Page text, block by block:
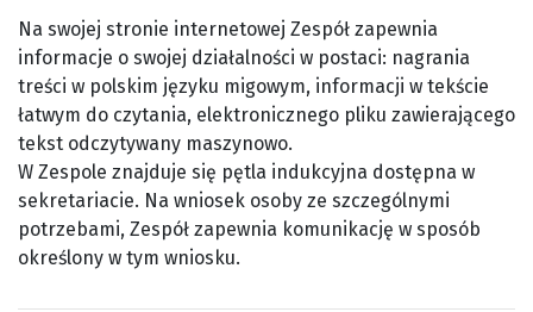
Na swojej stronie internetowej Zespół zapewnia
informacje o swojej działalności w postaci: nagrania
treści w polskim języku migowym, informacji w tekście
łatwym do czytania, elektronicznego pliku zawierającego
tekst odczytywany maszynowo.
W Zespole znajduje się pętla indukcyjna dostępna w
sekretariacie. Na wniosek osoby ze szczególnymi
potrzebami, Zespół zapewnia komunikację w sposób
określony w tym wniosku.